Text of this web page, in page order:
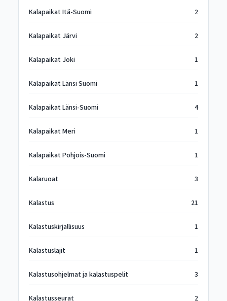
Kalapaikat Itä-Suomi 2
Kalapaikat Järvi 2
Kalapaikat Joki 1
Kalapaikat Länsi Suomi 1
Kalapaikat Länsi-Suomi 4
Kalapaikat Meri 1
Kalapaikat Pohjois-Suomi 1
Kalaruoat 3
Kalastus 21
Kalastuskirjallisuus 1
Kalastuslajit 1
Kalastusohjelmat ja kalastuspelit 3
Kalastusseurat 2